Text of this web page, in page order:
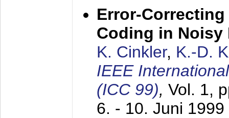
Error-
Coding in Noisy
K. Cinkler, K.-D.
IEEE
(ICC 99), Vol. 1,
6. - 10. Juni 1999